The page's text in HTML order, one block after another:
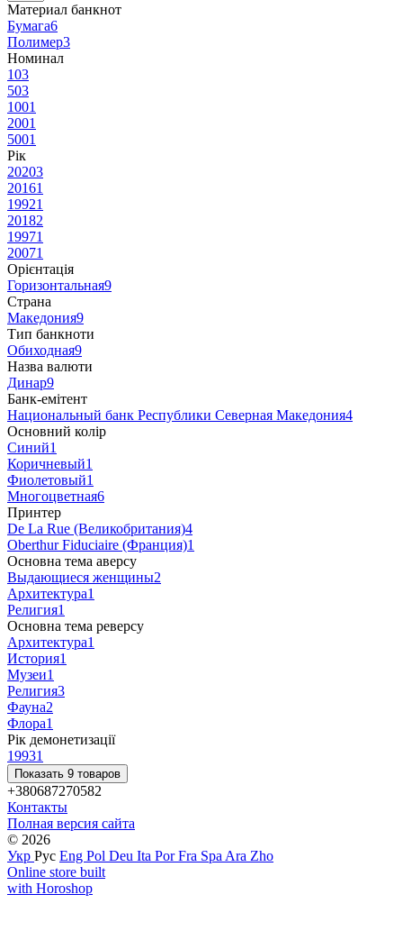
Материал банкнот
Бумага6
Полимер3
Номинал
103
503
1001
2001
5001
Рік
20203
20161
19921
20182
19971
20071
Орієнтація
Горизонтальная9
Страна
Македония9
Тип банкноти
Обиходная9
Назва валюти
Динар9
Банк-емітент
Национальный банк Республики Северная Македония4
Основний колір
Синий1
Коричневый1
Фиолетовый1
Многоцветная6
Принтер
De La Rue (Великобритания)4
Oberthur Fiduciaire (Франция)1
Основна тема аверсу
Выдающиеся женщины2
Архитектура1
Религия1
Основна тема реверсу
Архитектура1
История1
Музеи1
Религия3
Фауна2
Флора1
Рік демонетизації
19931
Показать 9 товаров
+380687270582
Контакты
Полная версия сайта
© 2026
Укр Рус Eng Pol Deu Ita PorFra Spa Ara Zho
Online store built
with Horoshop